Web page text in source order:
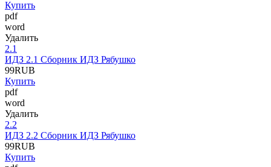
Купить
pdf
word
Удалить
2.1
ИДЗ 2.1 Сборник ИДЗ Рябушко
99RUB
Купить
pdf
word
Удалить
2.2
ИДЗ 2.2 Сборник ИДЗ Рябушко
99RUB
Купить